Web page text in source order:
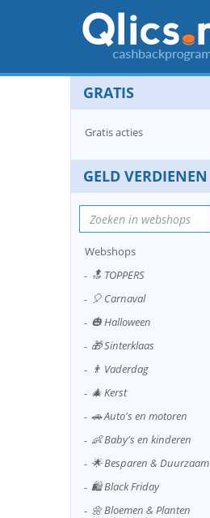
GRATIS
Gratis acties
GELD VERDIENEN
Webshops
🔝 TOPPERS
🎈 Carnaval
🎃 Halloween
🎁 Sinterklaas
👨 Vaderdag
🎄 Kerst
🚗 Auto's en motoren
👶 Baby's en kinderen
🌟 Besparen & Duurzaam
🛍️ Black Friday
🌼 Bloemen & Planten